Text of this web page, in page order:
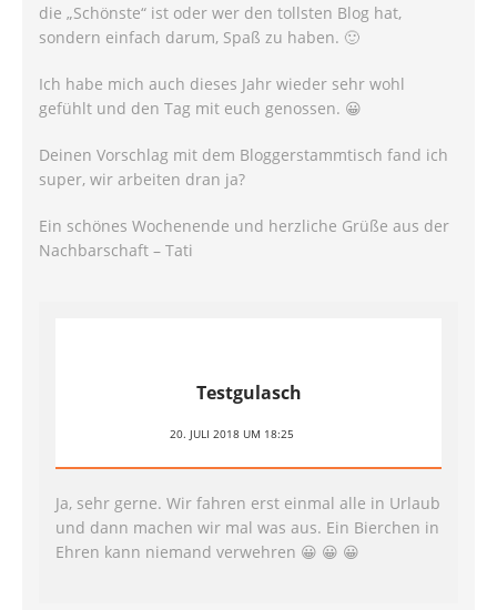
die „Schönste“ ist oder wer den tollsten Blog hat,
sondern einfach darum, Spaß zu haben. 🙂
Ich habe mich auch dieses Jahr wieder sehr wohl
gefühlt und den Tag mit euch genossen. 😀
Deinen Vorschlag mit dem Bloggerstammtisch fand ich
super, wir arbeiten dran ja?
Ein schönes Wochenende und herzliche Grüße aus der
Nachbarschaft – Tati
Testgulasch
20. JULI 2018 UM 18:25
Ja, sehr gerne. Wir fahren erst einmal alle in Urlaub
und dann machen wir mal was aus. Ein Bierchen in
Ehren kann niemand verwehren 😀 😀 😀